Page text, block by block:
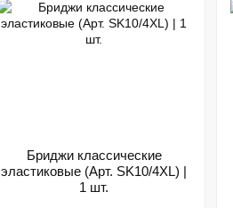
Бриджи классические
эластиковые (Арт. SK10/4XL) |
1 шт.